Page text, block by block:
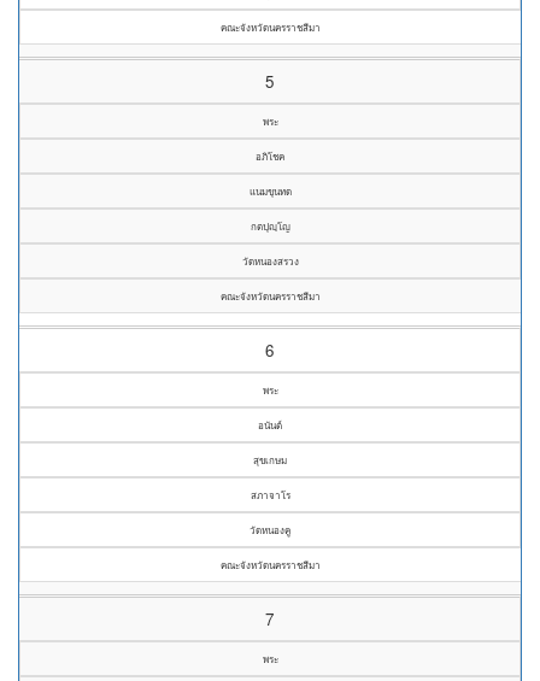
คณะจังหวัดนครราชสีมา
5
พระ
อภิโชค
แนมขุนทด
กตปุญฺโญ
วัดหนองสรวง
คณะจังหวัดนครราชสีมา
6
พระ
อนันต์
สุขเกษม
สภาจาโร
วัดหนองคู
คณะจังหวัดนครราชสีมา
7
พระ